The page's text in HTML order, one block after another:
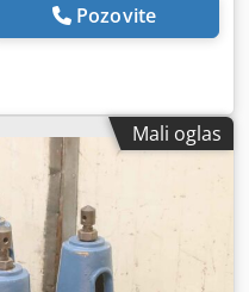
Pozovite
Mali oglas